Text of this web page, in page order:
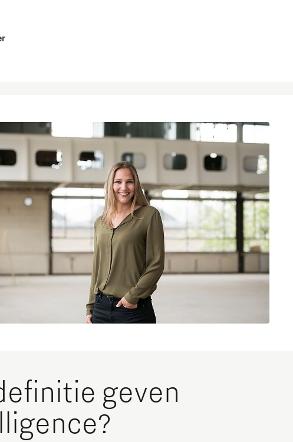
geven